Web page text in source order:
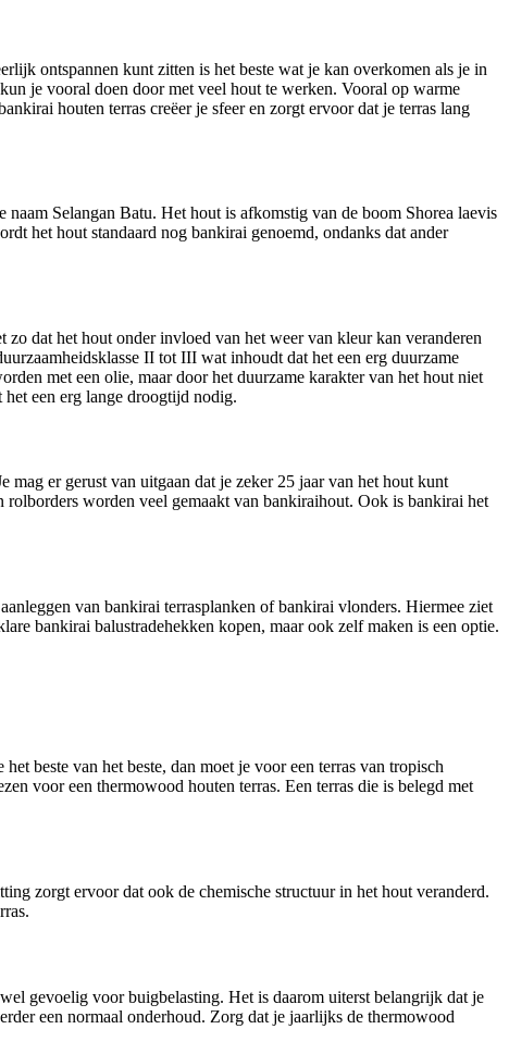
ontspannen kunt zitten is het beste wat je kan overkomen als je in
je vooral doen door met veel hout te werken. Vooral op warme
houten terras creëer je sfeer en zorgt ervoor dat je terras lang
Selangan Batu. Het hout is afkomstig van de boom Shorea laevis
het hout standaard nog bankirai genoemd, ondanks dat ander
dat het hout onder invloed van het weer van kleur kan veranderen
II tot III wat inhoudt dat het een erg duurzame
met een olie, maar door het duurzame karakter van het hout niet
een erg lange droogtijd nodig.
mag er gerust van uitgaan dat je zeker 25 jaar van het hout kunt
worden veel gemaakt van bankiraihout. Ook is bankirai het
van bankirai terrasplanken of bankirai vlonders. Hiermee ziet
bankirai balustradehekken kopen, maar ook zelf maken is een optie.
beste van het beste, dan moet je voor een terras van tropisch
voor een thermowood houten terras. Een terras die is belegd met
zorgt ervoor dat ook de chemische structuur in het hout veranderd.
gevoelig voor buigbelasting. Het is daarom uiterst belangrijk dat je
een normaal onderhoud. Zorg dat je jaarlijks de thermowood